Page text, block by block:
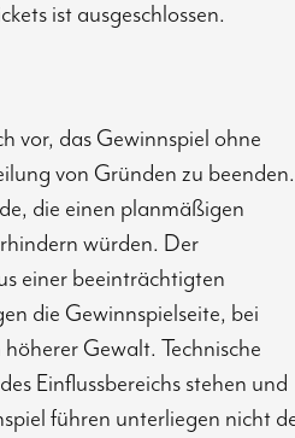
ist ausgeschlossen.
vor, das Gewinnspiel ohne
von Gründen zu beenden.
die einen planmäßigen
würden. Der
einer beeinträchtigten
die Gewinnspielseite, bei
Gewalt. Technische
Einflussbereichs stehen und
führen unterliegen nicht